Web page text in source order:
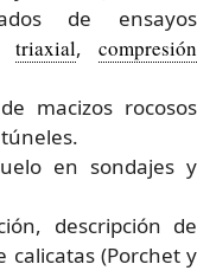
de ensayos
triaxial, compresión
macizos rocosos
en sondajes y
descripción de
calicatas (Porchet y